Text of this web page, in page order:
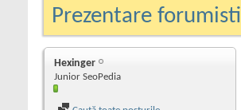
Prezentare forumisti
Hexinger
Junior SeoPedia